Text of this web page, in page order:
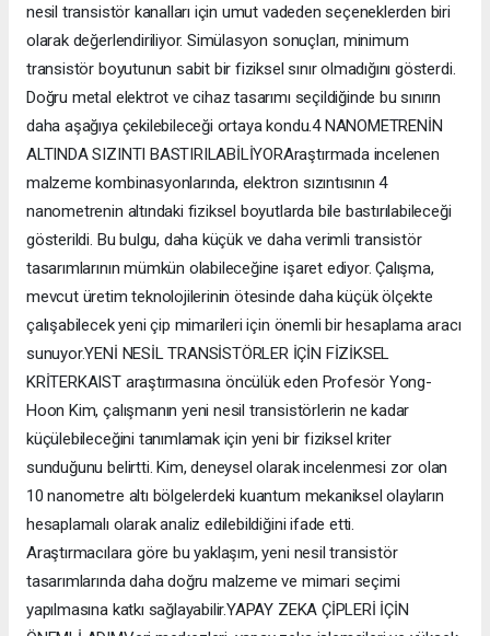
nesil transistör kanalları için umut vadeden seçeneklerden biri
olarak değerlendiriliyor. Simülasyon sonuçları, minimum
transistör boyutunun sabit bir fiziksel sınır olmadığını gösterdi.
Doğru metal elektrot ve cihaz tasarımı seçildiğinde bu sınırın
daha aşağıya çekilebileceği ortaya kondu.4 NANOMETRENİN
ALTINDA SIZINTI BASTIRILABİLİYORAraştırmada incelenen
malzeme kombinasyonlarında, elektron sızıntısının 4
nanometrenin altındaki fiziksel boyutlarda bile bastırılabileceği
gösterildi. Bu bulgu, daha küçük ve daha verimli transistör
tasarımlarının mümkün olabileceğine işaret ediyor. Çalışma,
mevcut üretim teknolojilerinin ötesinde daha küçük ölçekte
çalışabilecek yeni çip mimarileri için önemli bir hesaplama aracı
sunuyor.YENİ NESİL TRANSİSTÖRLER İÇİN FİZİKSEL
KRİTERKAIST araştırmasına öncülük eden Profesör Yong-
Hoon Kim, çalışmanın yeni nesil transistörlerin ne kadar
küçülebileceğini tanımlamak için yeni bir fiziksel kriter
sunduğunu belirtti. Kim, deneysel olarak incelenmesi zor olan
10 nanometre altı bölgelerdeki kuantum mekaniksel olayların
hesaplamalı olarak analiz edilebildiğini ifade etti.
Araştırmacılara göre bu yaklaşım, yeni nesil transistör
tasarımlarında daha doğru malzeme ve mimari seçimi
yapılmasına katkı sağlayabilir.YAPAY ZEKA ÇİPLERİ İÇİN